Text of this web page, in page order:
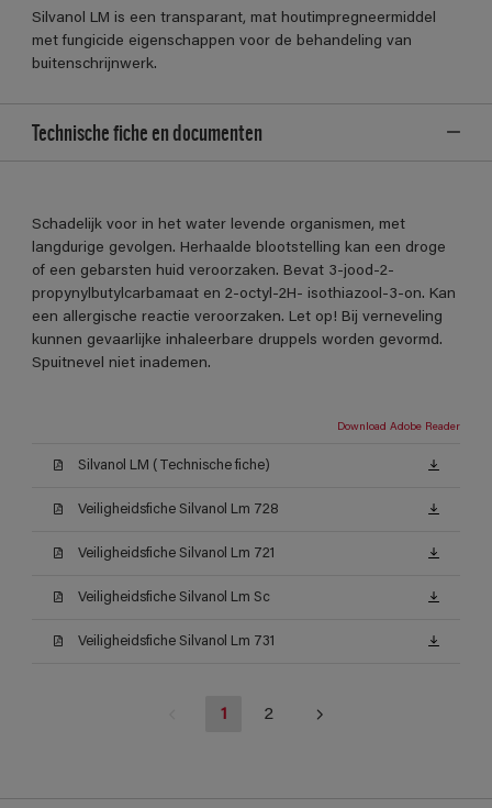
Silvanol LM is een transparant, mat houtimpregneermiddel
met fungicide eigenschappen voor de behandeling van
buitenschrijnwerk.
Technische fiche en documenten
Schadelijk voor in het water levende organismen, met
langdurige gevolgen. Herhaalde blootstelling kan een droge
of een gebarsten huid veroorzaken. Bevat 3-jood-2-
propynylbutylcarbamaat en 2-octyl-2H- isothiazool-3-on. Kan
een allergische reactie veroorzaken. Let op! Bij verneveling
kunnen gevaarlijke inhaleerbare druppels worden gevormd.
Spuitnevel niet inademen.
Download Adobe Reader
Silvanol LM (Technische fiche)
Veiligheidsfiche Silvanol Lm 728
Veiligheidsfiche Silvanol Lm 721
Veiligheidsfiche Silvanol Lm Sc
Veiligheidsfiche Silvanol Lm 731
1 2